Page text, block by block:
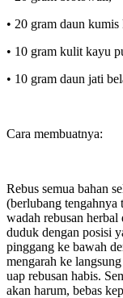
• 20 gram daun
• 10 gram kulit kayu
• 10 gram daun jati
Cara membuatnya:
Rebus semua bahan
(berlubang
wadah rebusan
duduk dengan posisi
pinggang ke bawah
mengarah ke
uap rebusan habis.
akan harum, bebas